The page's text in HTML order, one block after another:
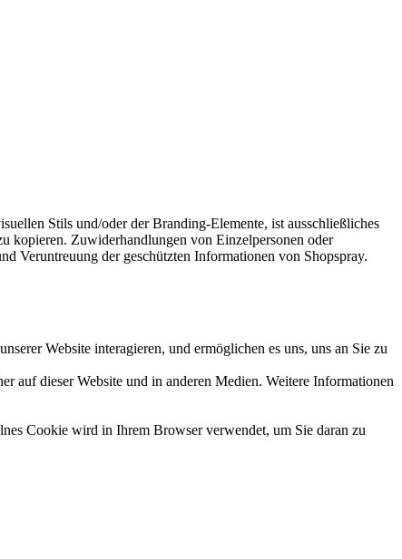
Stils und/oder der Branding-Elemente, ist ausschließliches
kopieren. Zuwiderhandlungen von Einzelpersonen oder
Veruntreuung der geschützten Informationen von Shopspray.
Website interagieren, und ermöglichen es uns, uns an Sie zu
auf dieser Website und in anderen Medien. Weitere Informationen
Cookie wird in Ihrem Browser verwendet, um Sie daran zu